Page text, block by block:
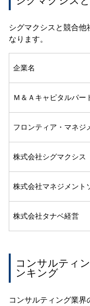
シグマクシスと競合
なります。
企業名
Ｍ＆Ａキャピタルパー
フロンティア・マネジ
株式会社シグマクシス
株式会社マネジメント
株式会社タナベ経営
コンサルティ
ンキング
コンサルティング業